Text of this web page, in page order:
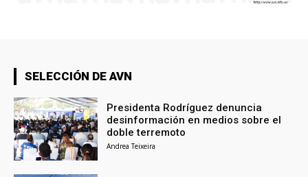
SELECCIÓN DE AVN
Presidenta Rodríguez denuncia
desinformación en medios sobre el
doble terremoto
Andrea Teixeira